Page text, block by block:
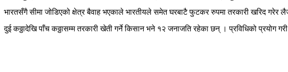
भारतसँगै सीमा जोडिएको क्षेत्र बैवाह भएकाले भारतीयले समेत घरबाटै फुटकर रुपमा तरकारी खरिद
दुई कठ्ठादेखि पाँच कठ्ठासम्म तरकारी खेती गर्ने किसान भने १२ जनाजति रहेका छन् । प्रविधिको प्रयोग